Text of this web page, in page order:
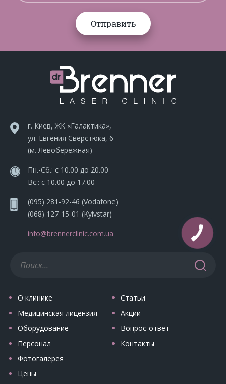
г. Киев, ЖК «Галактика»,
ул. Евгения Сверстюка, 6
(м. Левобережная)
Пн.-Сб.: с 10.00 до 20.00
Вс.: с 10.00 до 17.00
(095) 281-92-46 (Vodafone)
(068) 127-15-01 (Kyivstar)
info@brennerclinic.com.ua
О клинике
Медицинская лицензия
Оборудование
Персонал
Фотогалерея
Цены
Статьи
Акции
Вопрос-ответ
Контакты